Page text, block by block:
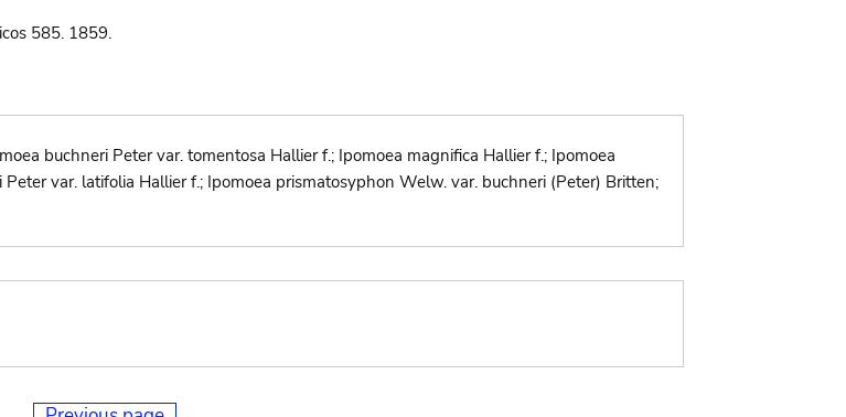
585. 1859.
buchneri Peter var. tomentosa Hallier f.; Ipomoea magnifica Hallier f.; Ipomoea
var. latifolia Hallier f.; Ipomoea prismatosyphon Welw. var. buchneri (Peter) Britten;